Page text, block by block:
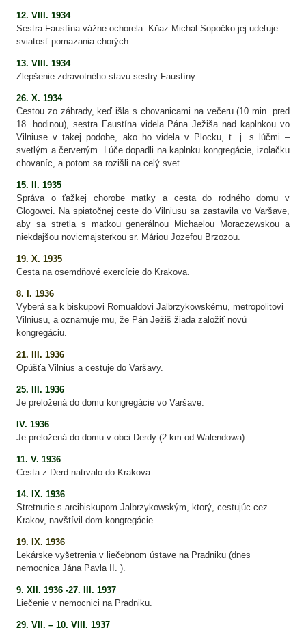
12. VIII. 1934
Sestra Faustína vážne ochorela. Kňaz Michal Sopočko jej udeľuje
sviatosť pomazania chorých.
13. VIII. 1934
Zlepšenie zdravotného stavu sestry Faustíny.
26. X. 1934
Cestou zo záhrady, keď išla s chovanicami na večeru (10 min. pred
18. hodinou), sestra Faustína videla Pána Ježiša nad kaplnkou vo
Vilniuse v takej podobe, ako ho videla v Plocku, t. j. s lúčmi –
svetlým a červeným. Lúče dopadli na kaplnku kongregácie, izolačku
chovaníc, a potom sa rozišli na celý svet.
15. II. 1935
Správa o ťažkej chorobe matky a cesta do rodného domu v
Glogowci. Na spiatočnej ceste do Vilniusu sa zastavila vo Varšave,
aby sa stretla s matkou generálnou Michaelou Moraczewskou a
niekdajšou novicmajsterkou sr. Máriou Jozefou Brzozou.
19. X. 1935
Cesta na osemdňové exercície do Krakova.
8. I. 1936
Vyberá sa k biskupovi Romualdovi Jalbrzykowskému, metropolitovi
Vilniusu, a oznamuje mu, že Pán Ježiš žiada založiť novú
kongregáciu.
21.
III. 1936
Opúšťa Vilnius a cestuje do Varšavy.
25.
III. 1936
Je preložená do domu kongregácie vo Varšave.
IV. 1936
Je preložená do domu v obci Derdy (2 km od Walendowa).
11. V. 1936
Cesta z Derd natrvalo do Krakova.
14. IX. 1936
Stretnutie s arcibiskupom Jalbrzykowským, ktorý, cestujúc cez
Krakov, navštívil dom kongregácie.
19. IX. 1936
Lekárske vyšetrenia v liečebnom ústave na Pradniku (dnes
nemocnica Jána Pavla II. ).
9. XII. 1936 -27. III. 1937
Liečenie v nemocnici na Pradniku.
29. VII. – 10. VIII. 1937